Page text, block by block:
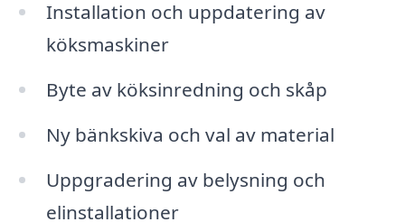
Installation och uppdatering av
köksmaskiner
Byte av köksinredning och skåp
Ny bänkskiva och val av material
Uppgradering av belysning och
elinstallationer